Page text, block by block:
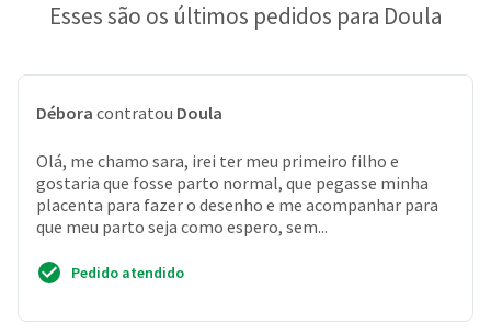
Esses são os últimos pedidos para Doula
Débora contratou Doula
Olá, me chamo sara, irei ter meu primeiro filho e
gostaria que fosse parto normal, que pegasse minha
placenta para fazer o desenho e me acompanhar para
que meu parto seja como espero, sem...
Pedido atendido